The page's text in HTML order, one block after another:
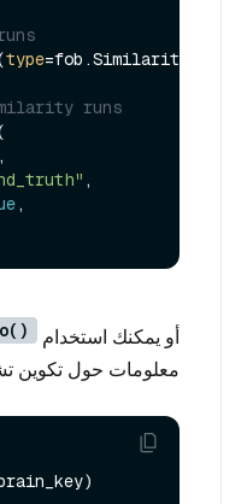
type=fob.Similarity)
runs
,
,
أو يمكنك استخدام
معلومات حول تكوين